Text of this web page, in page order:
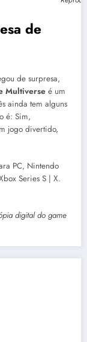
de
de surpresa,
Multiverse é um
ainda tem alguns
é: Sim,
jogo divertido,
PC, Nintendo
Series S | X.
digital do game